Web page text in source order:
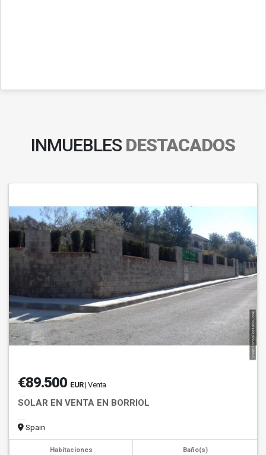
INMUEBLES DESTACADOS
€89.500 EUR| Venta
SOLAR EN VENTA EN BORRIOL
Spain
Habitaciones Baño(s)